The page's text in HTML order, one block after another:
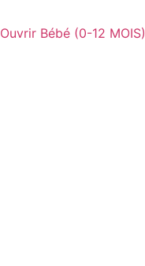
Ouvrir Bébé (0-12 MOIS)